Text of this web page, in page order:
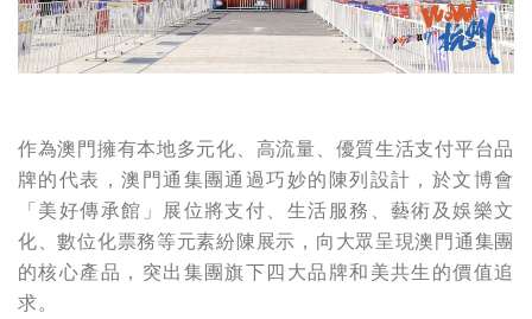
作為澳門擁有本地多元化、高流量、優質生活支付平台品
牌的代表，澳門通集團通過巧妙的陳列設計，於文博會
「美好傳承館」展位將支付、生活服務、藝術及娛樂文
化、數位化票務等元素紛陳展示，向大眾呈現澳門通集團
的核心產品，突出集團旗下四大品牌和美共生的價值追
求。